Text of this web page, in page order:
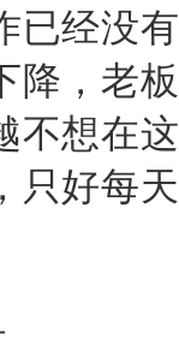
已经没有
降，老板
不想在这
只好每天